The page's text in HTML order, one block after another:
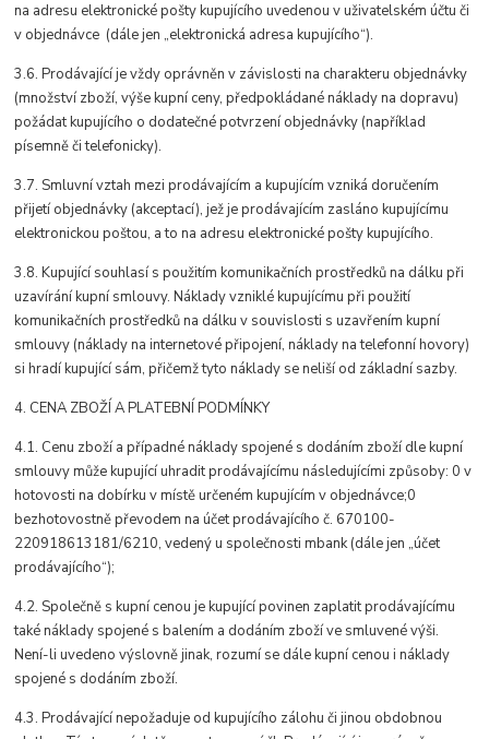
na adresu elektronické pošty kupujícího uvedenou v uživatelském účtu či
v objednávce (dále jen „elektronická adresa kupujícího“).
3.6. Prodávající je vždy oprávněn v závislosti na charakteru objednávky
(množství zboží, výše kupní ceny, předpokládané náklady na dopravu)
požádat kupujícího o dodatečné potvrzení objednávky (například
písemně či telefonicky).
3.7. Smluvní vztah mezi prodávajícím a kupujícím vzniká doručením
přijetí objednávky (akceptací), jež je prodávajícím zasláno kupujícímu
elektronickou poštou, a to na adresu elektronické pošty kupujícího.
3.8. Kupující souhlasí s použitím komunikačních prostředků na dálku při
uzavírání kupní smlouvy. Náklady vzniklé kupujícímu při použití
komunikačních prostředků na dálku v souvislosti s uzavřením kupní
smlouvy (náklady na internetové připojení, náklady na telefonní hovory)
si hradí kupující sám, přičemž tyto náklady se neliší od základní sazby.
4. CENA ZBOŽÍ A PLATEBNÍ PODMÍNKY
4.1. Cenu zboží a případné náklady spojené s dodáním zboží dle kupní
smlouvy může kupující uhradit prodávajícímu následujícími způsoby: 0 v
hotovosti na dobírku v místě určeném kupujícím v objednávce;0
bezhotovostně převodem na účet prodávajícího č. 670100-
220918613181/6210, vedený u společnosti mbank (dále jen „účet
prodávajícího“);
4.2. Společně s kupní cenou je kupující povinen zaplatit prodávajícímu
také náklady spojené s balením a dodáním zboží ve smluvené výši.
Není-li uvedeno výslovně jinak, rozumí se dále kupní cenou i náklady
spojené s dodáním zboží.
4.3. Prodávající nepožaduje od kupujícího zálohu či jinou obdobnou